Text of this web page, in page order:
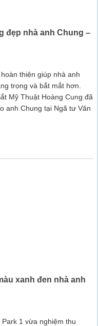
đẹp nhà anh Chung –
thiện giúp nhà anh
trọng và bắt mắt hơn.
Mỹ Thuật Hoàng Cung đã
anh Chung tại Ngã tư Văn
xanh đen nhà anh
1 vừa nghiệm thu